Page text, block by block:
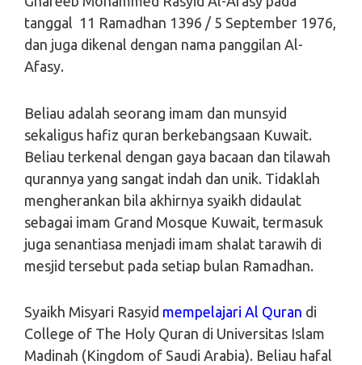
tanggal 11 Ramadhan 1396 / 5 September 1976,
dan juga dikenal dengan nama panggilan Al-
Afasy.
Beliau adalah seorang imam dan munsyid
sekaligus hafiz quran berkebangsaan Kuwait.
Beliau terkenal dengan gaya bacaan dan tilawah
qurannya yang sangat indah dan unik. Tidaklah
mengherankan bila akhirnya syaikh didaulat
sebagai imam Grand Mosque Kuwait, termasuk
juga senantiasa menjadi imam shalat tarawih di
mesjid tersebut pada setiap bulan Ramadhan.
Syaikh Misyari Rasyid mempelajari Al Quran di
College of The Holy Quran di Universitas Islam
Madinah (Kingdom of Saudi Arabia). Beliau hafal